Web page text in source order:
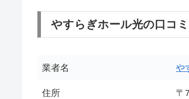
やすらぎホール光の口コ
業者名 や
住所 〒